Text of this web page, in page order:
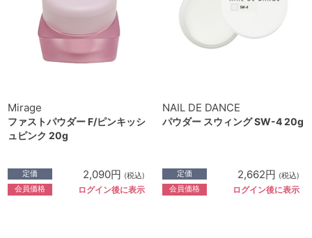
Mirage
ファストパウダー F/ピンキッシ
ュピンク 20g
定価 2,090円 (税込)
会員価格 ログイン後に表示
NAIL DE DANCE
パウダー スウィング SW-4 20g
定価 2,662円 (税込)
会員価格 ログイン後に表示